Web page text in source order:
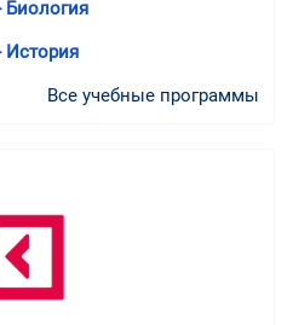
Биология
История
Все учебные программы